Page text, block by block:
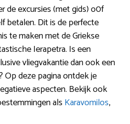
de excursies (met gids) o0f
betalen. Dit is de perfecte
te maken met de Griekse
Ierapetra. Is een
vliegvakantie dan ook een
Op deze pagina ontdek je
aspecten. Bekijk ook
als Karavomilos,